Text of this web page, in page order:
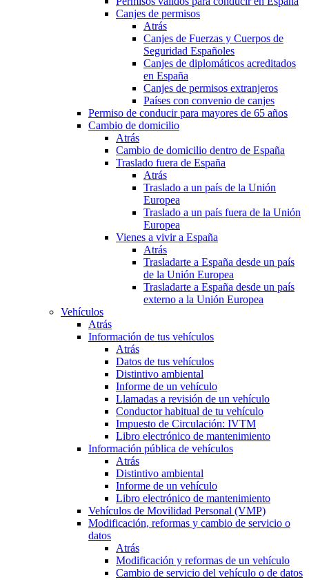
Canjes de permisos
Atrás
Canjes de Fuerzas y Cuerpos de
Seguridad Españoles
Canjes de diplomáticos acreditados
en España
Canjes de permisos extranjeros
Países con convenio de canjes
Permiso de conducir para mayores de 65 años
Cambio de domicilio
Atrás
Cambio de domicilio dentro de España
Traslado fuera de España
Atrás
Traslado a un país de la Unión
Europea
Traslado a un país fuera de la Unión
Europea
Vienes a vivir a España
Atrás
Trasladarte a España desde un país
de la Unión Europea
Trasladarte a España desde un país
externo a la Unión Europea
Vehículos
Atrás
Información de tus vehículos
Atrás
Datos de tus vehículos
Distintivo ambiental
Informe de un vehículo
Llamadas a revisión de un vehículo
Conductor habitual de tu vehículo
Impuesto de Circulación: IVTM
Libro electrónico de mantenimiento
Información pública de vehículos
Atrás
Distintivo ambiental
Informe de un vehículo
Libro electrónico de mantenimiento
Vehículos de Movilidad Personal (VMP)
Modificación, reformas y cambio de servicio o
datos
Atrás
Modificación y reformas de un vehículo
Cambio de servicio del vehículo o de datos